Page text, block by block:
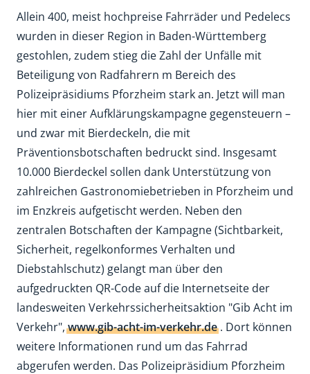
Allein 400, meist hochpreise Fahrräder und Pedelecs
wurden in dieser Region in Baden-Württemberg
gestohlen, zudem stieg die Zahl der Unfälle mit
Beteiligung von Radfahrern m Bereich des
Polizeipräsidiums Pforzheim stark an. Jetzt will man
hier mit einer Aufklärungskampagne gegensteuern –
und zwar mit Bierdeckeln, die mit
Präventionsbotschaften bedruckt sind. Insgesamt
10.000 Bierdeckel sollen dank Unterstützung von
zahlreichen Gastronomiebetrieben in Pforzheim und
im Enzkreis aufgetischt werden. Neben den
zentralen Botschaften der Kampagne (Sichtbarkeit,
Sicherheit, regelkonformes Verhalten und
Diebstahlschutz) gelangt man über den
aufgedruckten QR-Code auf die Internetseite der
landesweiten Verkehrssicherheitsaktion "Gib Acht im
Verkehr",www.gib-acht-im-verkehr.de. Dort können
weitere Informationen rund um das Fahrrad
abgerufen werden. Das Polizeipräsidium Pforzheim